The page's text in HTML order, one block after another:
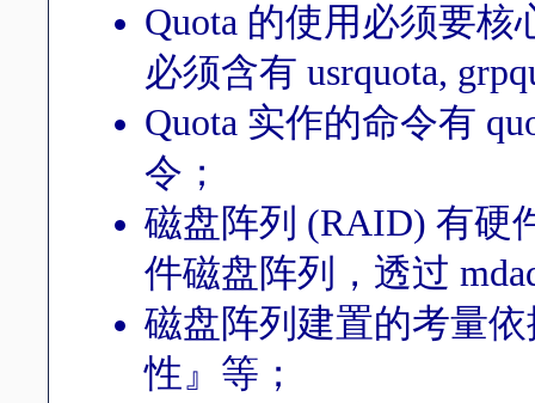
Quota 的使用必须要
必须含有 usrquota,
Quota 实作的命令有
令；
磁盘阵列 (RAID) 有硬
件磁盘阵列，透过
磁盘阵列建置的考量
性』等；